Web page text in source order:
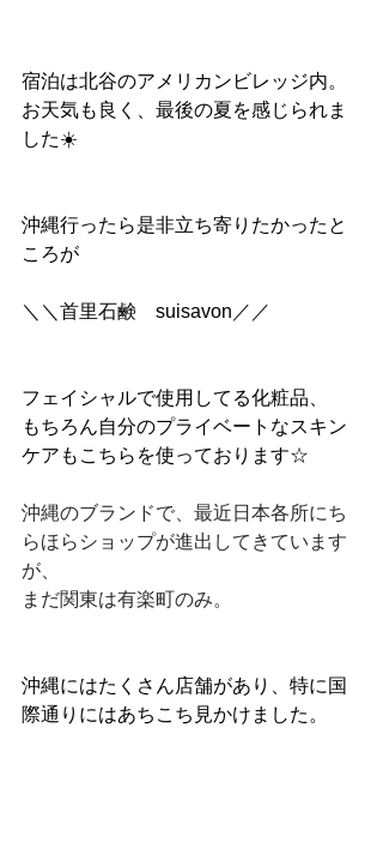
宿泊は北谷のアメリカンビレッジ内。
お天気も良く、最後の夏を感じられま
した☀️
沖縄行ったら是非立ち寄りたかったと
ころが
＼＼首里石鹸　suisavon／／
フェイシャルで使用してる化粧品、
もちろん自分のプライベートなスキン
ケアもこちらを使っております☆
沖縄のブランドで、最近日本各所にち
らほらショップが進出してきています
が、
まだ関東は有楽町のみ。
沖縄にはたくさん店舗があり、特に国
際通りにはあちこち見かけました。